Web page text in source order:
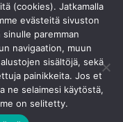
(cookies). Jatkamalla
evästeitä sivuston
paremman
navigaation, muun
sisältöjä, sekä
painikkeita. Jos et
ne selaimesi käytöstä,
on selitetty.